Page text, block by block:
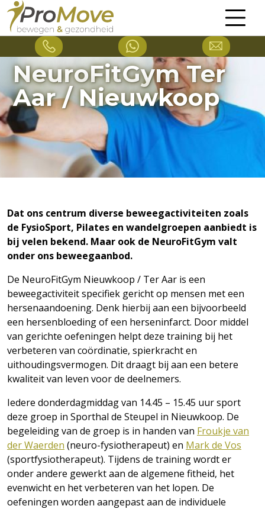
NeuroFitGym Ter
Aar / Nieuwkoop
Dat ons centrum diverse beweegactiviteiten zoals
de FysioSport, Pilates en wandelgroepen aanbiedt is
bij velen bekend. Maar ook de NeuroFitGym valt
onder ons beweegaanbod.
De NeuroFitGym Nieuwkoop / Ter Aar is een
beweegactiviteit specifiek gericht op mensen met een
hersenaandoening. Denk hierbij aan een bijvoorbeeld
een hersenbloeding of een herseninfarct. Door middel
van gerichte oefeningen helpt deze training bij het
verbeteren van coördinatie, spierkracht en
uithoudingsvermogen. Dit draagt bij aan een betere
kwaliteit van leven voor de deelnemers.
Iedere donderdagmiddag van 14.45 – 15.45 uur sport
deze groep in Sporthal de Steupel in Nieuwkoop. De
begeleiding van de groep is in handen van Froukje van
der Waerden (neuro-fysiotherapeut) en Mark de Vos
(sportfysiotherapeut). Tijdens de training wordt er
onder andere gewerkt aan de algemene fitheid, het
evenwicht en het verbeteren van het lopen. De
oefeningen worden aangepast aan de individuele